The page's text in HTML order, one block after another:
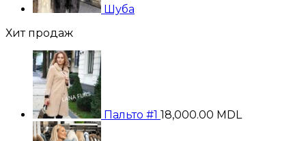
Шуба
Хит продаж
Пальто #1 18,000.00 MDL